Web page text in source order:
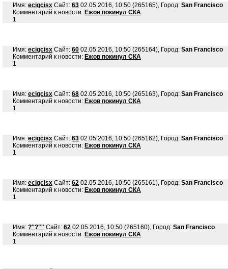
Имя: ecigcisx Сайт: 63 02.05.2016, 10:50 (265165), Город: San Francisco
Комментарий к новости: Ежов покинул СКА
1
Имя: ecigcisx Сайт: 60 02.05.2016, 10:50 (265164), Город: San Francisco
Комментарий к новости: Ежов покинул СКА
1
Имя: ecigcisx Сайт: 68 02.05.2016, 10:50 (265163), Город: San Francisco
Комментарий к новости: Ежов покинул СКА
1
Имя: ecigcisx Сайт: 63 02.05.2016, 10:50 (265162), Город: San Francisco
Комментарий к новости: Ежов покинул СКА
1
Имя: ecigcisx Сайт: 62 02.05.2016, 10:50 (265161), Город: San Francisco
Комментарий к новости: Ежов покинул СКА
1
Имя: ?''?"" Сайт: 62 02.05.2016, 10:50 (265160), Город: San Francisco
Комментарий к новости: Ежов покинул СКА
1